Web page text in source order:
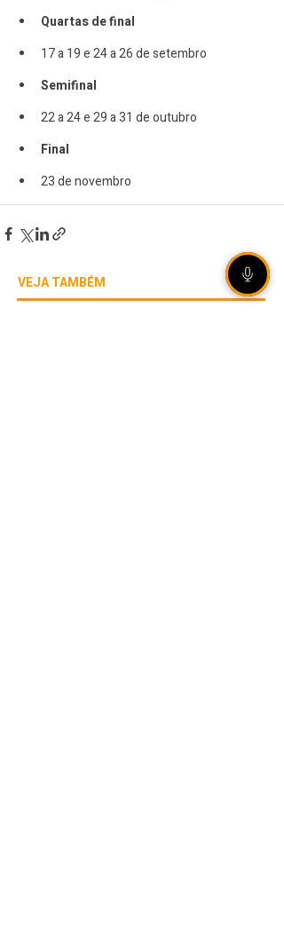
Quartas de final
17 a 19 e 24 a 26 de setembro
Semifinal
22 a 24 e 29 a 31 de outubro
Final
23 de novembro
VEJA TAMBÉM